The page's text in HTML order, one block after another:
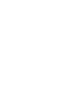
חדשים בדרך